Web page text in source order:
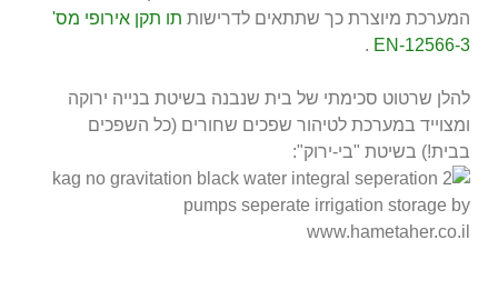
המערכת מיוצרת כך שתתאים לדרישות תו תקן אירופי מס'
EN-12566-3
.
להלן שרטוט סכימתי של בית שנבנה בשיטת בנייה ירוקה
ומצוייד במערכת לטיהור שפכים שחורים (כל השפכים
בבית!) בשיטת "בי-ירוק":